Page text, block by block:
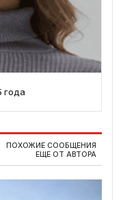
года
ПОХОЖИЕ СООБЩЕНИЯ
ЕЩЕ ОТ АВТОРА